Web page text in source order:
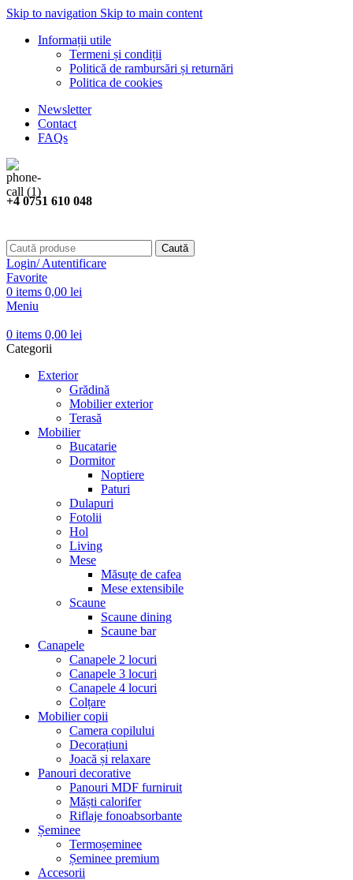
Skip to navigation Skip to main content
Informații utile
Termeni și condiții
Politică de rambursări și returnări
Politica de cookies
Newsletter
Contact
FAQs
+4 0751 610 048
Caută
Login/ Autentificare
Favorite
0 items 0,00 lei
Meniu
0 items 0,00 lei
Categorii
Exterior
Grădină
Mobilier exterior
Terasă
Mobilier
Bucatarie
Dormitor
Noptiere
Paturi
Dulapuri
Fotolii
Hol
Living
Mese
Măsuțe de cafea
Mese extensibile
Scaune
Scaune dining
Scaune bar
Canapele
Canapele 2 locuri
Canapele 3 locuri
Canapele 4 locuri
Colțare
Mobilier copii
Camera copilului
Decorațiuni
Joacă și relaxare
Panouri decorative
Panouri MDF furniruit
Măști calorifer
Riflaje fonoabsorbante
Șeminee
Termoșeminee
Șeminee premium
Accesorii